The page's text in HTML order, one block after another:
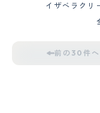
イザベラクリ
前の30件へ